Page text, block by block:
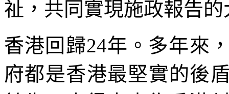
祉，共同實現施政報告的
香港回歸24年。多年來
府都是香港最堅實的後